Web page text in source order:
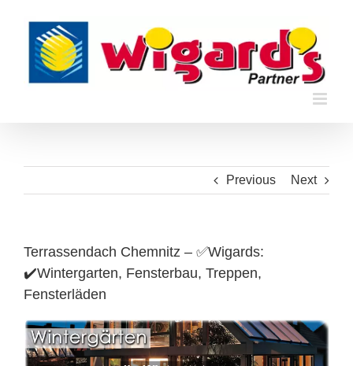
content
Previous Next
Terrassendach Chemnitz – ✅Wigards:
✔️Wintergarten, Fensterbau, Treppen,
Fensterläden